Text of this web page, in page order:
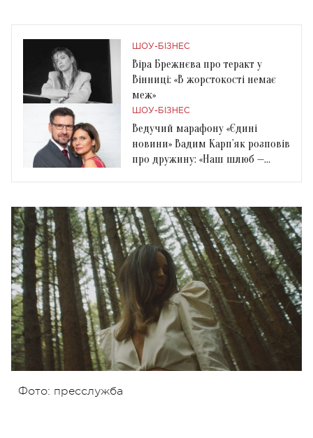
ШОУ-БІЗНЕС
Віра Брежнєва про теракт у
Вінниці: «В жорстокості немає
меж»
ШОУ-БІЗНЕС
Ведучий марафону «Єдині
новини» Вадим Карп’як розповів
про дружину: «Наш шлюб —
Фото: пресслужба